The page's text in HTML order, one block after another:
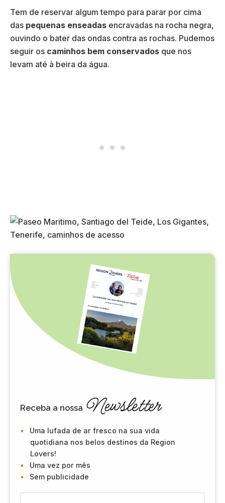
Tem de reservar algum tempo para parar por cima
das pequenas enseadas encravadas na rocha negra,
ouvindo o bater das ondas contra as rochas. Pudemos
seguir os caminhos bem conservados que nos
levam até à beira da água.
Receba a nossa Newsletter
Uma lufada de ar fresco na sua vida
quotidiana nos belos destinos da Region
Lovers!
Uma vez por mês
Sem publicidade